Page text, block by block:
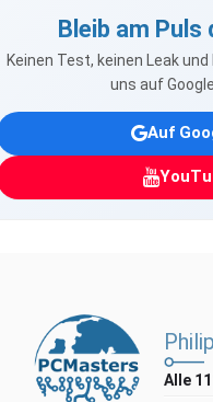
Bleib am Puls
Keinen Test, keinen Leak
uns auf
Auf
Alle